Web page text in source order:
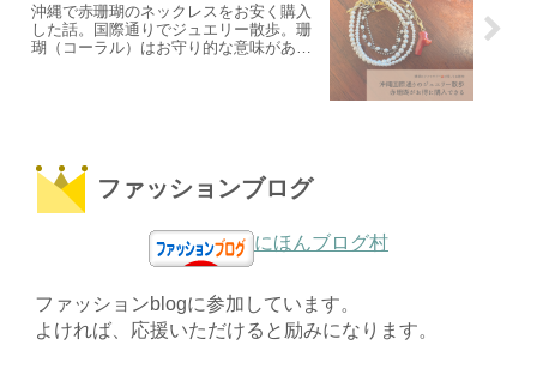
沖縄で赤珊瑚のネックレスをお安く購入
した話。国際通りでジュエリー散歩。珊
瑚（コーラル）はお守り的な意味があ
ファッションブログ
にほんブログ村
ファッションblogに参加しています。
よければ、応援いただけると励みになります。